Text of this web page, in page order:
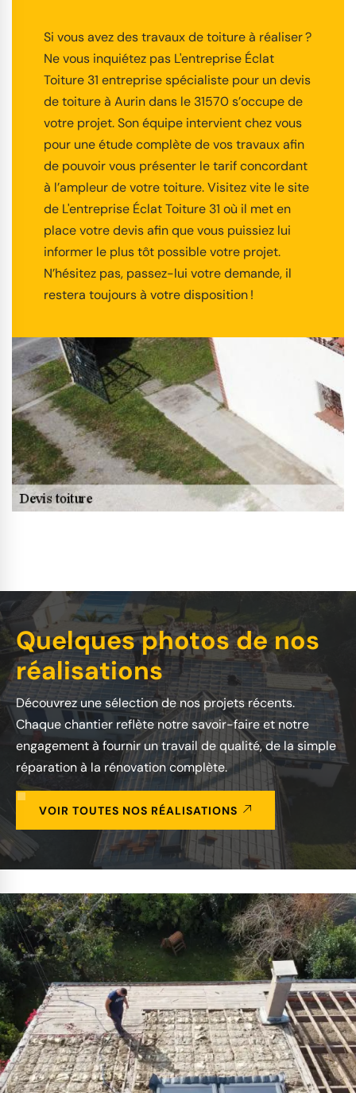
Si vous avez des travaux de toiture à réaliser ?
Ne vous inquiétez pas L'entreprise Éclat
Toiture 31 entreprise spécialiste pour un devis
de toiture à Aurin dans le 31570 s’occupe de
votre projet. Son équipe intervient chez vous
pour une étude complète de vos travaux afin
de pouvoir vous présenter le tarif concordant
à l’ampleur de votre toiture. Visitez vite le site
de L'entreprise Éclat Toiture 31 où il met en
place votre devis afin que vous puissiez lui
informer le plus tôt possible votre projet.
N’hésitez pas, passez-lui votre demande, il
restera toujours à votre disposition !
Quelques photos de nos
réalisations
Découvrez une sélection de nos projets récents.
Chaque chantier reflète notre savoir-faire et notre
engagement à fournir un travail de qualité, de la simple
réparation à la rénovation complète.
VOIR TOUTES NOS RÉALISATIONS